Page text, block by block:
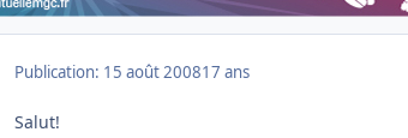
Publication: 15 août 200817 ans
Salut!